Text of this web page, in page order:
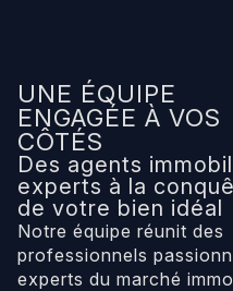
UNE ÉQUIPE
ENGAGÉE À VOS
CÔTÉS
Des agents
experts à la
de votre bien idéal
Notre équipe réunit des
professionnels
experts du marché